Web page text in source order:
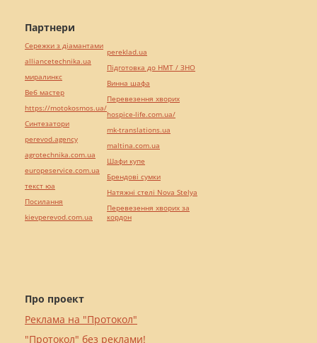
Про проект
Реклама на "Протокол"
"Протокол" без реклами!
Партнери
Сережки з діамантами
alliancetechnika.ua
миралинкс
Веб мастер
https://motokosmos.ua/
Синтезатори
perevod.agency
agrotechnika.com.ua
europeservice.com.ua
текст юа
Посилання
kievperevod.com.ua
pereklad.ua
Підготовка до НМТ / ЗНО
Винна шафа
Перевезення хворих
hospice-life.com.ua/
mk-translations.ua
maltina.com.ua
Шафи купе
Брендові сумки
Натяжні стелі Nova Stelya
Перевезення хворих за
кордон